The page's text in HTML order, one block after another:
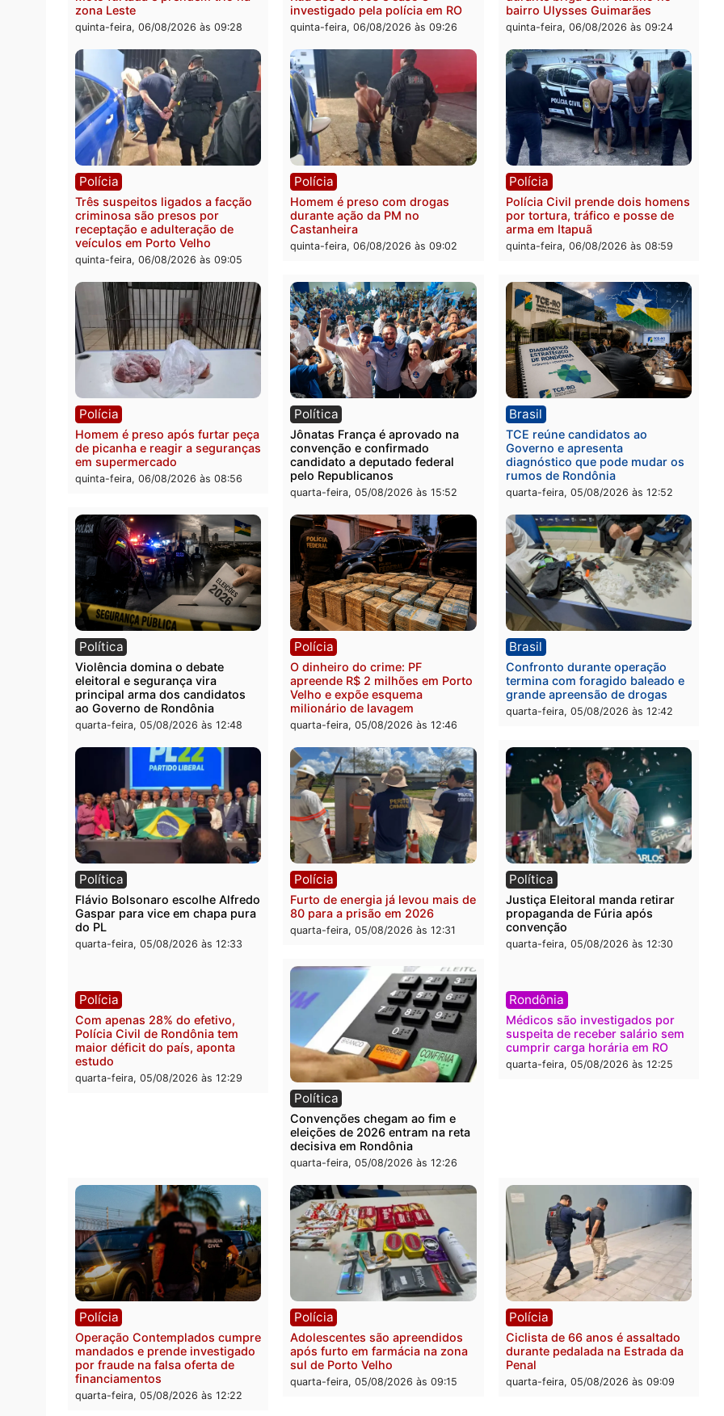
Polícia
Policiais militares recuperam
moto furtada e prendem trio na
zona Leste
quinta-feira, 06/08/2026 às 09:28
Polícia
Jovem é encontrado morto na
Rua dos Cravos e caso é
investigado pela polícia em RO
quinta-feira, 06/08/2026 às 09:26
Polícia
Homem é esfaqueado no
durante briga com vizinho
quinta-feira, 06/08/2026 às
Polícia
Três suspeitos ligados a facção
criminosa são presos por
receptação e adulteração de
veículos em Porto Velho
quinta-feira, 06/08/2026 às 09:05
Polícia
Homem é preso com drogas
durante ação da PM no
Castanheira
quinta-feira, 06/08/2026 às 09:02
Polícia
Polícia Civil prende dois
por tortura, tráfico e
quinta-feira, 06/08/2026 às
Polícia
Homem é preso após furtar peça
de picanha e reagir a seguranças
em supermercado
quinta-feira, 06/08/2026 às 08:56
Política
Jônatas França é aprovado na
convenção e confirmado
candidato a deputado federal
pelo Republicanos
quarta-feira, 05/08/2026 às 15:52
Brasil
Governo e apresenta
diagnóstico que pode
rumos de Rondônia
quarta-feira, 05/08/2026 às
Política
Violência domina o debate
eleitoral e segurança vira
principal arma dos candidatos
ao Governo de Rondônia
Polícia
O dinheiro do crime: PF
apreende R$ 2 milhões em Porto
Velho e expõe esquema
quarta-feira, 05/08/2026 às 12:46
Confronto durante
termina com foragido
grande apreensão de
quarta-feira, 05/08/2026 às 12:33
Polícia
Furto de energia já levou mais de
quarta-feira, 05/08/2026 às 12:31
convenção
quarta-feira, 05/08/2026 às
Polícia
Com apenas 28% do efetivo,
Polícia Civil de Rondônia tem
maior déficit do país, aponta
estudo
quarta-feira, 05/08/2026 às 12:29
Política
Rondônia
Médicos são investigados
quarta-feira, 05/08/2026 às